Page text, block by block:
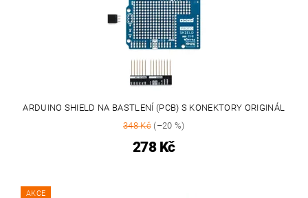
ARDUINO SHIELD NA BASTLENÍ (PCB) S KONEKTORY ORIGINÁL
348 Kč(–20 %)
278 Kč
AKCE